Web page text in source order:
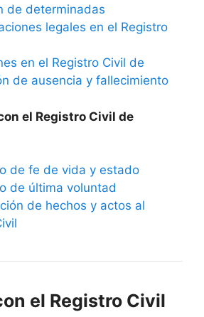
de determinadas
legales en el Registro
en el Registro Civil de
de ausencia y fallecimiento
el Registro Civil de
de fe de vida y estado
de última voluntad
de hechos y actos al
el Registro Civil